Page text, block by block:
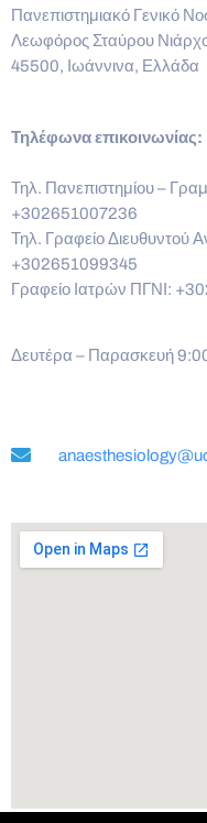
Πανεπιστημιακό Γενικό
Λεωφόρος Σταύρου
45500, Ιωάννινα, Ελλάδα
Τηλέφωνα επικοινωνίας:
Τηλ. Πανεπιστημίου –
+302651007236
Τηλ. Γραφείο Διευθυντού
+302651099345
Γραφείο Ιατρών ΠΓΝΙ:
Δευτέρα – Παρασκευή